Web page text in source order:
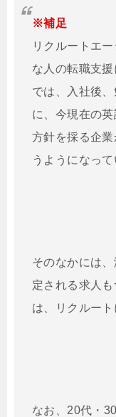
※補足
リクルートエ
な人の転職支
では、入社後
に、今現在の
方針を採る企
うようになって
そのなかには
定される求人
は、リクルート
なお、20代・